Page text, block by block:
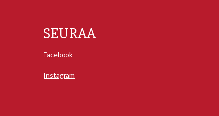
SEURAA
Facebook
Instagram